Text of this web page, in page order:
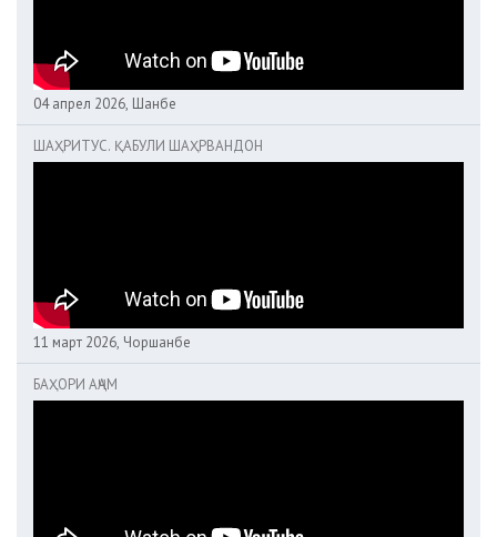
04 апрел 2026, Шанбе
ШАҲРИТУС. ҚАБУЛИ ШАҲРВАНДОН
11 март 2026, Чоршанбе
БАҲОРИ АҶАМ